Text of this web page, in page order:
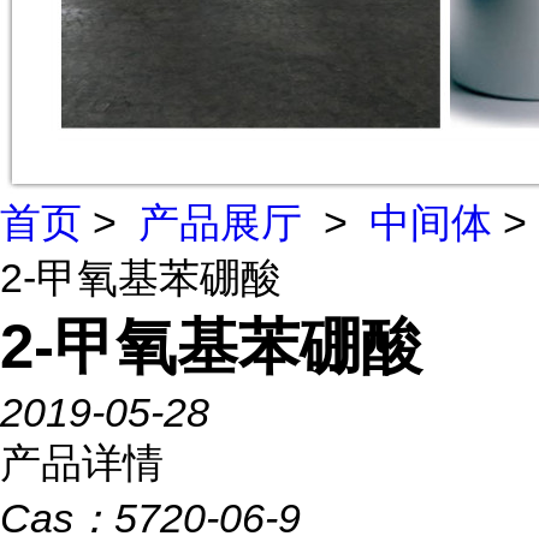
首页 > 产品展厅 > 中间体 >
2-甲氧基苯硼酸
2-甲氧基苯硼酸
2019-05-28
产品详情
Cas： 5720-06-9